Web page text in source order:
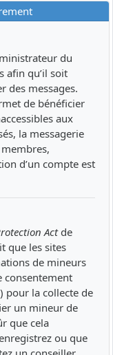
du
afin qu’il soit
des messages.
de bénéficier
aux
la messagerie
d’un compte est
Actde
que les sites
de mineurs
consentement
pour la collecte de
un mineur de
que cela
ou que